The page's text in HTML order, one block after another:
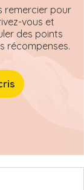
remercier pour
vous et
des points
récompenses.